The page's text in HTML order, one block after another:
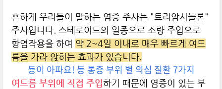
흔하게 우리들이 말하는 염증 주사는 "트리암시놀론"
주사입니다. 스테로이드의 일종으로 소량 주입으로
항염작용을 하여 약 2~4일 이내로 매우 빠르게 여드
름을 가라 앉히는 효과가 있습니다.
등이 아파요! 등 통증 부위 별 의심 질환 7가지
여드름 부위에 직접 주입하기 때문에 염증이 있는 부